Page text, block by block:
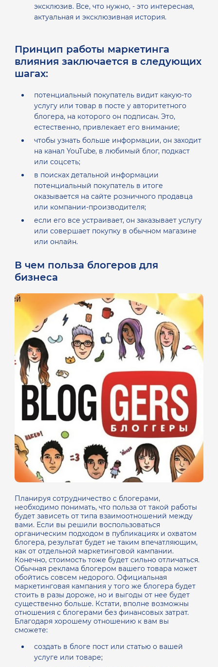
эксклюзив. Все, что нужно, - это интересная,
актуальная и эксклюзивная история.
Принцип работы маркетинга
влияния заключается в следующих
шагах:
потенциальный покупатель видит какую-то
услугу или товар в посте у авторитетного
блогера, на которого он подписан. Это,
естественно, привлекает его внимание;
чтобы узнать больше информации, он заходит
на канал YouTube, в любимый блог, подкаст
или соцсеть;
в поисках детальной информации
потенциальный покупатель в итоге
оказывается на сайте розничного продавца
или компании-производителя;
если его все устраивает, он заказывает услугу
или совершает покупку в обычном магазине
или онлайн.
В чем польза блогеров для
бизнеса
Планируя сотрудничество с блогерами,
необходимо понимать, что польза от такой работы
будет зависеть от типа взаимоотношений между
вами. Если вы решили воспользоваться
органическим подходом в публикациях и охватом
блогера, результат будет не таким впечатляющим,
как от отдельной маркетинговой кампании.
Конечно, стоимость тоже будет сильно отличаться.
Обычная реклама блогером вашего товара может
обойтись совсем недорого. Официальная
маркетинговая кампания у того же блогера будет
стоить в разы дороже, но и выгоды от нее будет
существенно больше. Кстати, вполне возможны
отношения с блогерами без финансовых затрат.
Благодаря хорошему отношению к вам вы
сможете:
создать в блоге пост или статью о вашей
услуге или товаре;